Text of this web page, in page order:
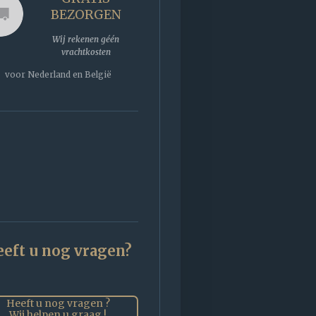
BEZORGEN
Wij rekenen géén
vrachtkosten
voor Nederland en België
u nog vragen?
Heeft u nog vragen ?